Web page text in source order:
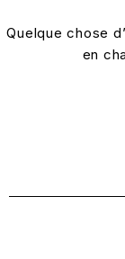
Quelque chose
en